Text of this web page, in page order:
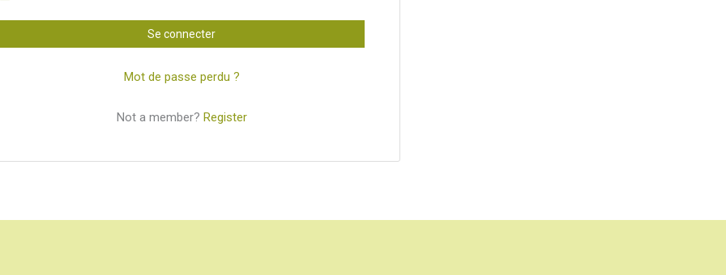
Se connecter
Mot de passe perdu ?
Not a member? Register